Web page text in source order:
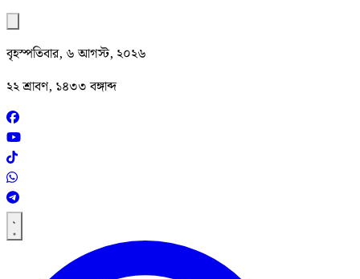
বৃহস্পতিবার, ৬ আগস্ট, ২০২৬
২২ শ্রাবণ, ১৪৩৩ বঙ্গাব্দ